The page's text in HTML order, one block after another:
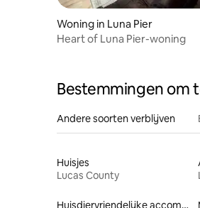
Woning in Luna Pier
Heart of Luna Pier-woning
Bestemmingen om
Andere soorten verblijven
Huisjes
Lucas County
Huisdiervriendelijke accommodaties